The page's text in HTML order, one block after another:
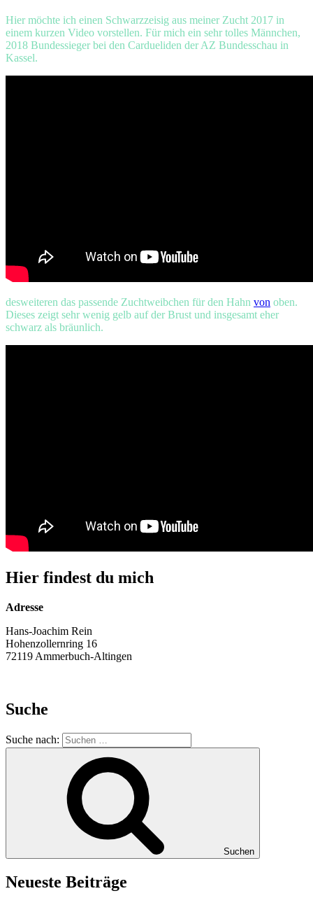
Hier möchte ich einen Schwarzzeisig aus meiner Zucht 2017 in
einem kurzen Video vorstellen. Für mich ein sehr tolles Männchen,
2018 Bundessieger bei den Cardueliden der AZ Bundesschau in
Kassel.
desweiteren das passende Zuchtweibchen für den Hahn von oben.
Dieses zeigt sehr wenig gelb auf der Brust und insgesamt eher
schwarz als bräunlich.
Hier findest du mich
Adresse
Hans-Joachim Rein
Hohenzollernring 16
72119 Ammerbuch-Altingen
Suche
Suche nach:
Suchen
Neueste Beiträge